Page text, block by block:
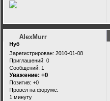
AlexMurr
Нуб
Зарегистрирован: 2010-01-08
Приглашений: 0
Сообщений: 1
Уважение: +0
Позитив: +0
Провел на форуме:
1 минуту